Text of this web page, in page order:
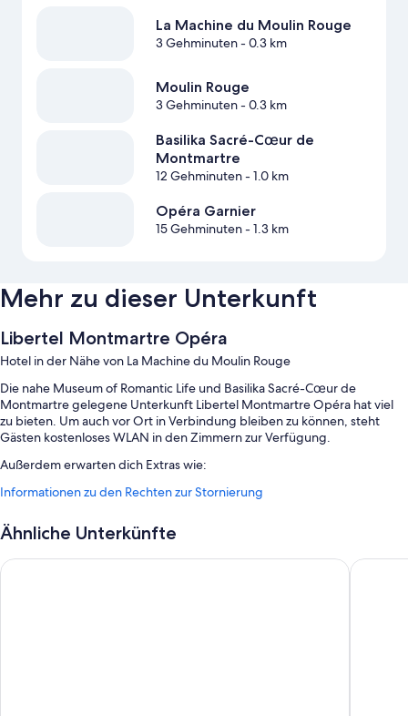
La Machine du Moulin Rouge
3 Gehminuten- 0.3 km
Moulin Rouge
3 Gehminuten- 0.3 km
Basilika Sacré-Cœur de
Montmartre
12 Gehminuten- 1.0 km
Opéra Garnier
15 Gehminuten- 1.3 km
Mehr zu dieser Unterkunft
Libertel Montmartre Opéra
Hotel in der Nähe von La Machine du Moulin Rouge
Die nahe Museum of Romantic Life und Basilika Sacré-Cœur de
Montmartre gelegene Unterkunft Libertel Montmartre Opéra hat viel
zu bieten. Um auch vor Ort in Verbindung bleiben zu können, steht
Gästen kostenloses WLAN in den Zimmern zur Verfügung.
Außerdem erwarten dich Extras wie:
Ein Frühstücksbuffet (gegen Aufpreis), mehrsprachiges Personal
Eine rund um die Uhr besetzte Rezeption, ein Fahrstuhl und
Informationen zu den Rechten zur Stornierung
Ähnliche Unterkünfte
Hôtel Baudelaire Opéra Hotel